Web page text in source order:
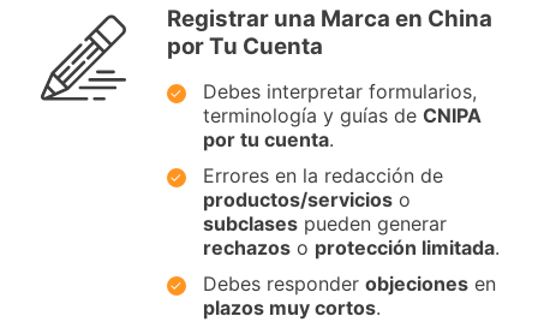
Registrar una Marca en China
por Tu Cuenta
Debes interpretar formularios,
terminología y guías de CNIPA
por tu cuenta.
Errores en la redacción de
productos/servicios o
subclases pueden generar
rechazos o protección limitada.
Debes responder objeciones en
plazos muy cortos.